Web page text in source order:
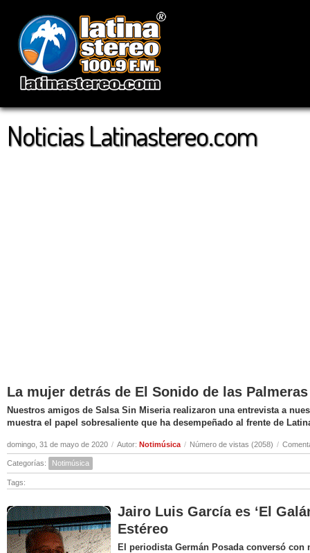
Noticias Latinastereo.com
La mujer detrás de El Sonido de las Palmeras
Nuestros amigos de Salsa Sin Miseria realizaron una entrevista a
muestra el papel sobresaliente que ha desempeñado al frente de
domingo, 31 de mayo de 2020 / Autor: Notimúsica / Número de vistas (2058) /
Categorías: Notimúsica
Tags:
Jairo Luis García es ‘El
Estéreo
El periodista Germán Posada conversó